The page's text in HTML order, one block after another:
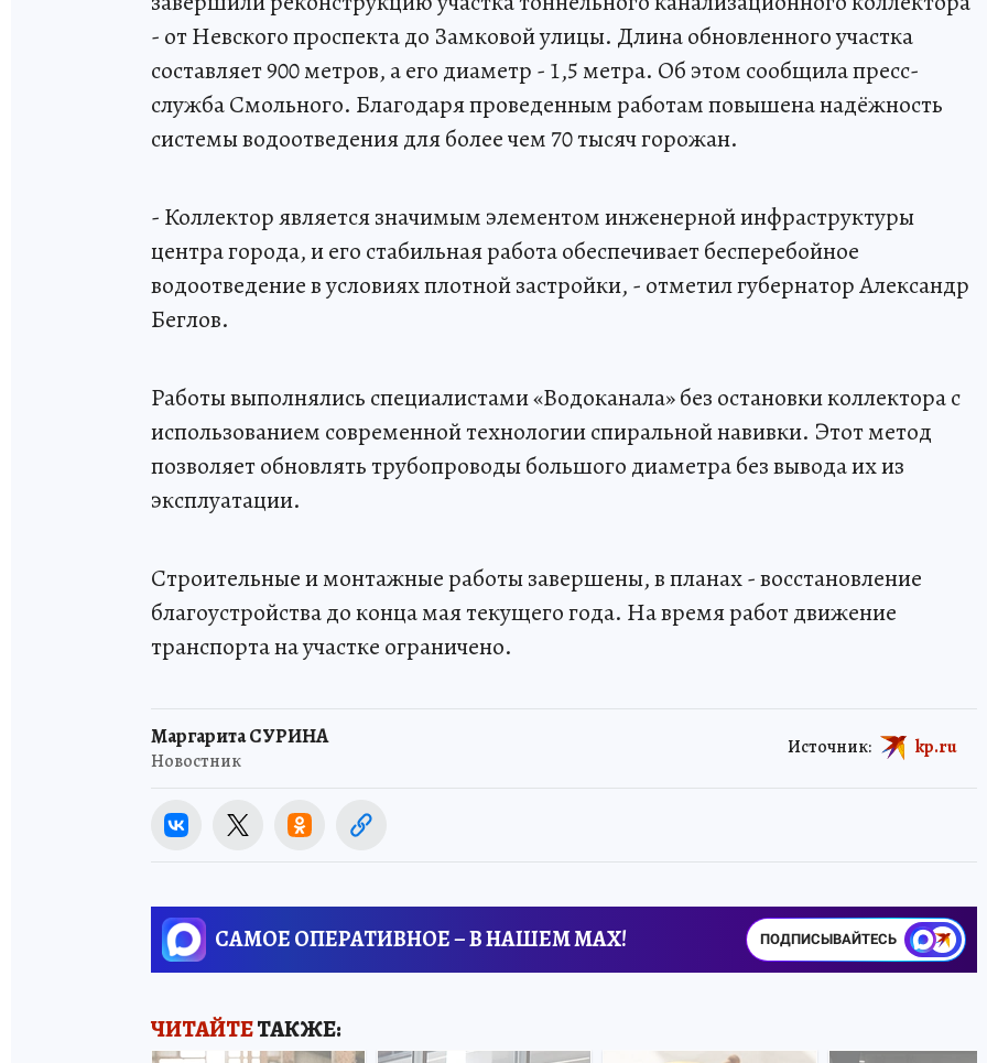
- от Невского проспекта до Замковой улицы. Длина обновленного участка
составляет 900 метров, а его диаметр - 1,5 метра. Об этом сообщила пресс-
служба Смольного. Благодаря проведенным работам повышена надёжность
системы водоотведения для более чем 70 тысяч горожан.
- Коллектор является значимым элементом инженерной инфраструктуры
центра города, и его стабильная работа обеспечивает бесперебойное
водоотведение в условиях плотной застройки, - отметил губернатор Александр
Беглов.
Работы выполнялись специалистами «Водоканала» без остановки коллектора с
использованием современной технологии спиральной навивки. Этот метод
позволяет обновлять трубопроводы большого диаметра без вывода их из
эксплуатации.
Строительные и монтажные работы завершены, в планах - восстановление
благоустройства до конца мая текущего года. На время работ движение
транспорта на участке ограничено.
Маргарита СУРИНА
Новостник
Источник: kp.ru
САМОЕ ОПЕРАТИВНОЕ – В НАШЕМ MAX! ПОДПИСЫВАЙТЕСЬ
ЧИТАЙТЕТАКЖЕ: